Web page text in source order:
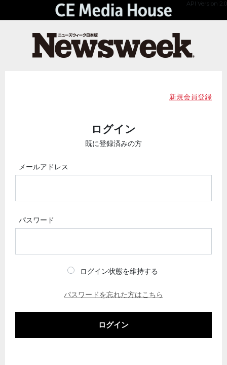
API Version 2.0
新規会員登録
ログイン
既に登録済みの方
メールアドレス
パスワード
ログイン状態を維持する
パスワードを忘れた方はこちら
ログイン